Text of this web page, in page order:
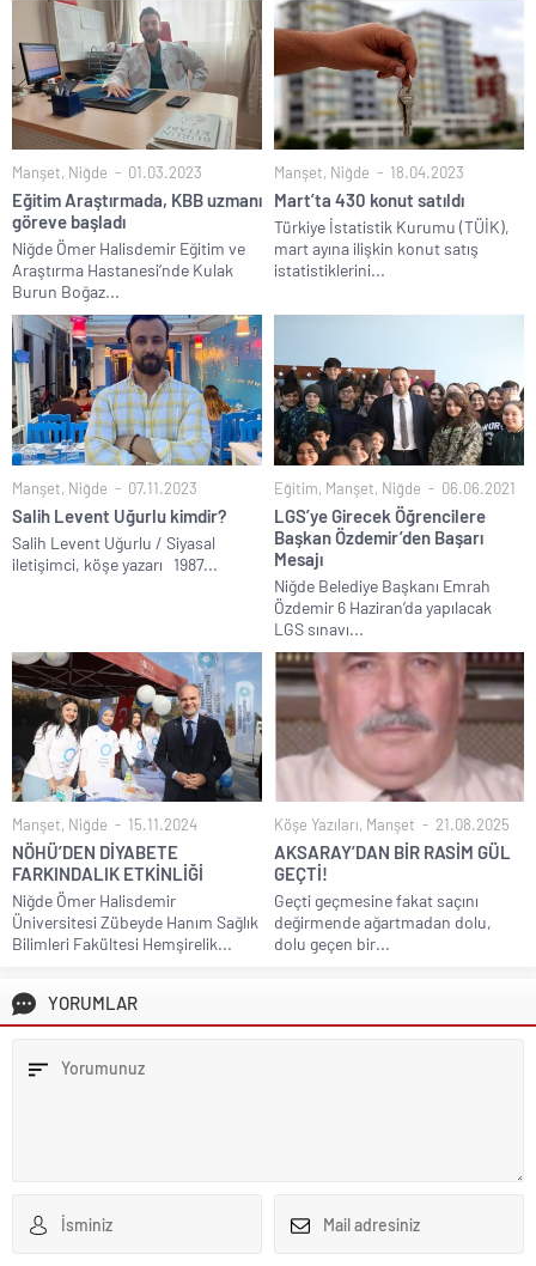
Manşet, Niğde 01.03.2023
Eğitim Araştırmada, KBB uzmanı
göreve başladı
Niğde Ömer Halisdemir Eğitim ve
Araştırma Hastanesi’nde Kulak
Burun Boğaz...
Manşet, Niğde 18.04.2023
Mart’ta 430 konut satıldı
Türkiye İstatistik Kurumu (TÜİK),
mart ayına ilişkin konut satış
istatistiklerini...
Manşet, Niğde 07.11.2023
Salih Levent Uğurlu kimdir?
Salih Levent Uğurlu / Siyasal
iletişimci, köşe yazarı 1987...
Eğitim, Manşet, Niğde 06.06.2021
LGS’ye Girecek Öğrencilere
Başkan Özdemir’den Başarı
Mesajı
Niğde Belediye Başkanı Emrah
Özdemir 6 Haziran’da yapılacak
LGS sınavı...
Manşet, Niğde 15.11.2024
NÖHÜ’DEN DİYABETE
FARKINDALIK ETKİNLİĞİ
Niğde Ömer Halisdemir
Üniversitesi Zübeyde Hanım Sağlık
Bilimleri Fakültesi Hemşirelik...
Köşe Yazıları, Manşet 21.08.2025
AKSARAY’DAN BİR RASİM GÜL
GEÇTİ!
Geçti geçmesine fakat saçını
değirmende ağartmadan dolu,
dolu geçen bir...
YORUMLAR